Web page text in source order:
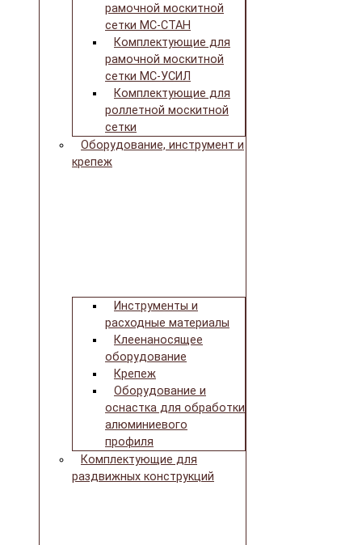
рамочной москитной
сетки МС-СТАН
Комплектующие для
рамочной москитной
сетки МС-УСИЛ
Комплектующие для
роллетной москитной
сетки
Оборудование, инструмент и
крепеж
Инструменты и
расходные материалы
Клеенаносящее
оборудование
Крепеж
Оборудование и
оснастка для обработки
алюминиевого
профиля
Комплектующие для
раздвижных конструкций